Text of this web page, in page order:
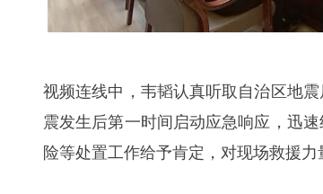
视频连线中，韦韬认真听取自治区地
震发生后第一时间启动应急响应，迅
险等处置工作给予肯定，对现场救援力